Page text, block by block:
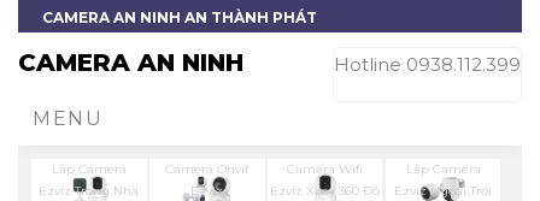
CAMERA AN NINH AN THÀNH PHÁT
CAMERA AN NINH Hotline 0938.112.399
MENU
Lắp Camera
Ezviz Trong Nhà
Camera Onvif
Ezviz
Camera Wifi
Ezviz Xoay 360 Độ
Lắp Camera
Ezviz Ngoài Trời